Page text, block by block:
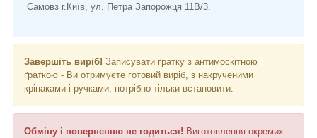
Самовз г.Київ, ул. Петра Запорожця 11В/3.
Завершіть виріб! Записувати ґратку з антимоскітною
ґраткою - Ви отримуєте готовий виріб, з накрученими
кріпаками і ручками, потрібно тільки встановити.
Обміну і поверненню не годиться! Виготовлення окремих